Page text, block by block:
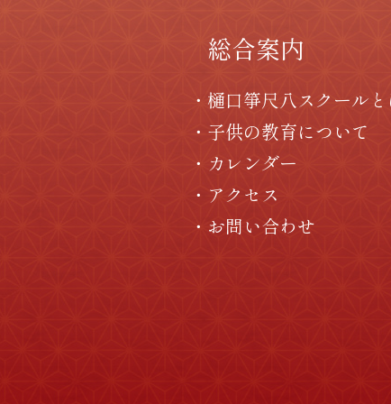
総合案内
樋口箏尺八スクール
子供の教育について
カレンダー
アクセス
お問い合わせ